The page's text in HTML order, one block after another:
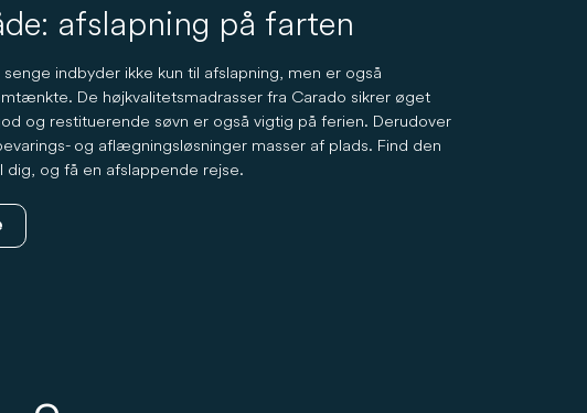
afslapning på farten
indbyder ikke kun til afslapning, men er også
De højkvalitetsmadrasser fra Carado sikrer øget
og restituerende søvn er også vigtig på ferien. Derudover
og aflægningsløsninger masser af plads. Find den
dig, og få en afslappende rejse.